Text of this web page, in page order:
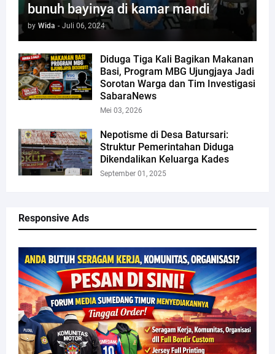
bunuh bayinya di kamar mandi
by Wida - Juli 06, 2024
Diduga Tiga Kali Bagikan Makanan
Basi, Program MBG Ujungjaya Jadi
Sorotan Warga dan Tim Investigasi
SabaraNews
Mei 03, 2026
Nepotisme di Desa Batursari:
Struktur Pemerintahan Diduga
Dikendalikan Keluarga Kades
September 01, 2025
Responsive Ads